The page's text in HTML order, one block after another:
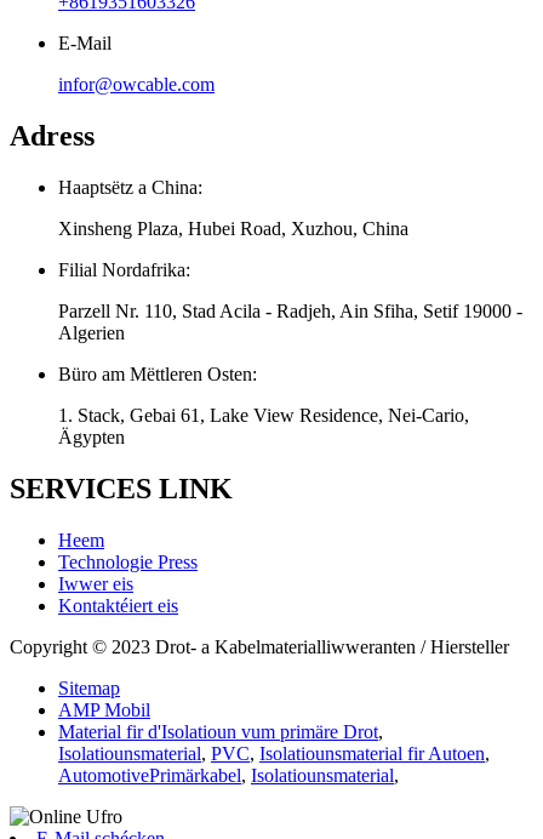
E-Mail
infor@owcable.com
Adress
Haaptsëtz a China:
Xinsheng Plaza, Hubei Road, Xuzhou, China
Filial Nordafrika:
Parzell Nr. 110, Stad Acila - Radjeh, Ain Sfiha, Setif 19000 -
Algerien
Büro am Mëttleren Osten:
1. Stack, Gebai 61, Lake View Residence, Nei-Cario,
Ägypten
SERVICES LINK
Heem
Technologie Press
Iwwer eis
Kontaktéiert eis
Copyright © 2023 Drot- a Kabelmaterialliwweranten / Hiersteller
Sitemap
AMP Mobil
Material fir d'Isolatioun vum primäre Drot,
Isolatiounsmaterial, PVC, Isolatiounsmaterial fir Autoen,
AutomotivePrimärkabel, Isolatiounsmaterial,